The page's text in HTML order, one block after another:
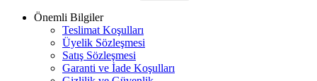
Önemli Bilgiler
Teslimat Koşulları
Üyelik Sözleşmesi
Satış Sözleşmesi
Garanti ve İade Koşulları